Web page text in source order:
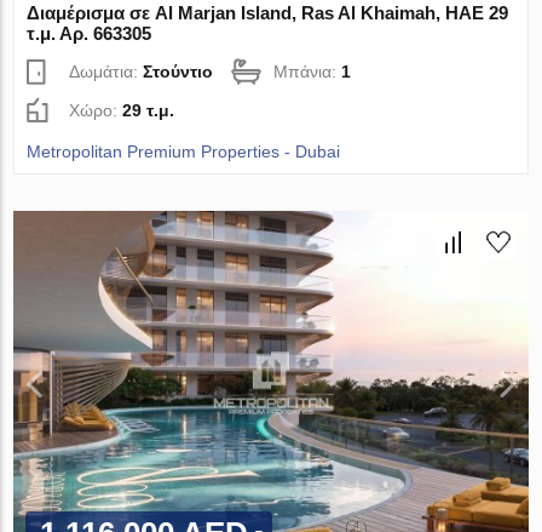
Διαμέρισμα σε Al Marjan Island, Ras Al Khaimah, ΗΑΕ 29
τ.μ. Αρ. 663305
Δωμάτια:Στούντιο Μπάνια: 1
Χώρο:29 τ.μ.
Metropolitan Premium Properties - Dubai